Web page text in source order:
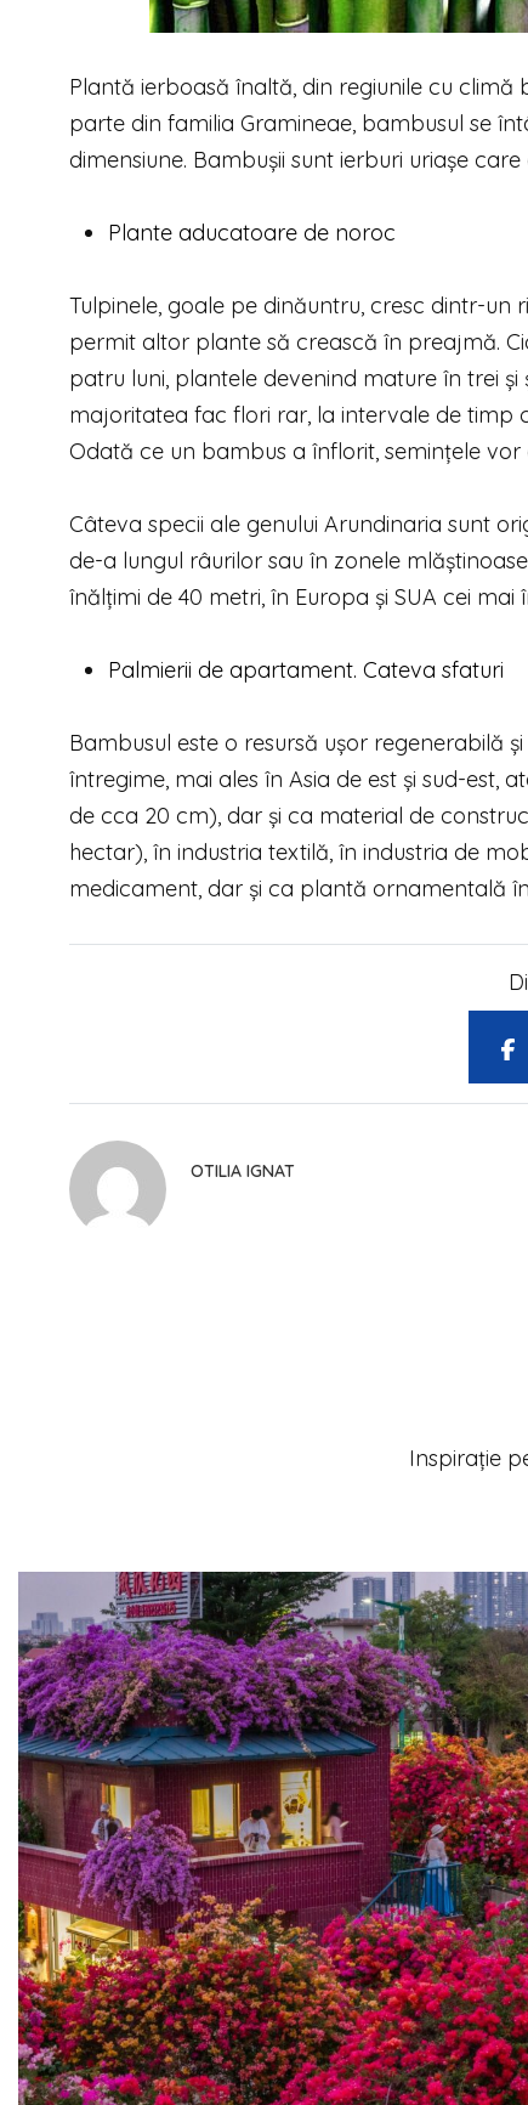
Plantă ierboasă înaltă, din regiunile cu
parte din familia Gramineae, bambusul se
dimensiune. Bambușii sunt ierburi uriașe
Plante aducatoare de noroc
Tulpinele, goale pe dinăuntru, cresc dintr-
permit altor plante să crească în preajmă.
patru luni, plantele devenind mature în trei
majoritatea fac flori rar, la intervale de timp
Odată ce un bambus a înflorit, semințele
Câteva specii ale genului Arundinaria sunt
de-a lungul râurilor sau în zonele
înălțimi de 40 metri, în Europa și SUA cei
Palmierii de apartament. Cateva sfaturi
Bambusul este o resursă ușor regenerabilă
întregime, mai ales în Asia de est și sud-est,
de cca 20 cm), dar și ca material de
hectar), în industria textilă, în industria de
medicament, dar și ca plantă ornamentală
OTILIA IGNAT
Inspirație